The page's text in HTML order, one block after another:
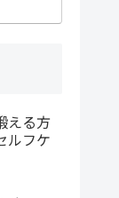
える方
ルフケ